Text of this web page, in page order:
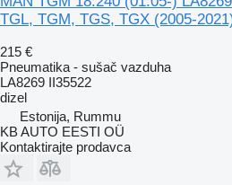
TGL, TGM, TGS, TGX (2005-
215 €
Pneumatika - sušač vazduha
LA8269 II35522
dizel
Estonija, Rummu
KB AUTO EESTI OÜ
Kontaktirajte prodavca